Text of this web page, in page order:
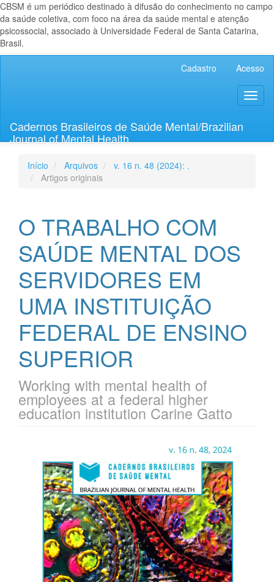
CBSM é um periódico destinado à difusão do conhecimento no campo
da saúde coletiva, com foco na área da saúde mental e atenção
psicossocial, associado à Universidade Federal de Santa Catarina,
Brasil.
Lateral
Cadastro Acesso
Cadernos Brasileiros de Saúde Mental/Brazilian
Journal of Mental Health
Início Arquivos
v. 16 n. 48 (2024): .
Artigos originais
O TRABALHO COM
SAÚDE MENTAL DOS
SERVIDORES EM
UMA INSTITUIÇÃO
FEDERAL DE ENSINO
SUPERIOR
Working with mental health of
employees at a federal higher
education institution Carine Gatto
lateral
artigos